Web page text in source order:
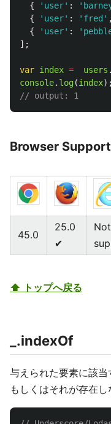
{
' user' : '
{
' user' : ' fred ' ,
{
' user' : '
];
var index = users .
console. log(index);
// output: 1
Browser Support
45.0
25.0
✔
Not
⬆ トップへ戻る
_.indexOf
与えられた要素に該当
もしくはそれが存在し